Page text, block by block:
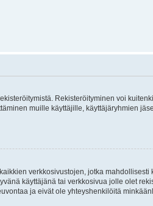
Rekisteröityminen voi
muille käyttäjille, käyttäjäryhmien
verkkosivustojen, jotka
käyttäjänä tai verkkosivua jolle olet
ja eivät ole yhteyshenkilöitä